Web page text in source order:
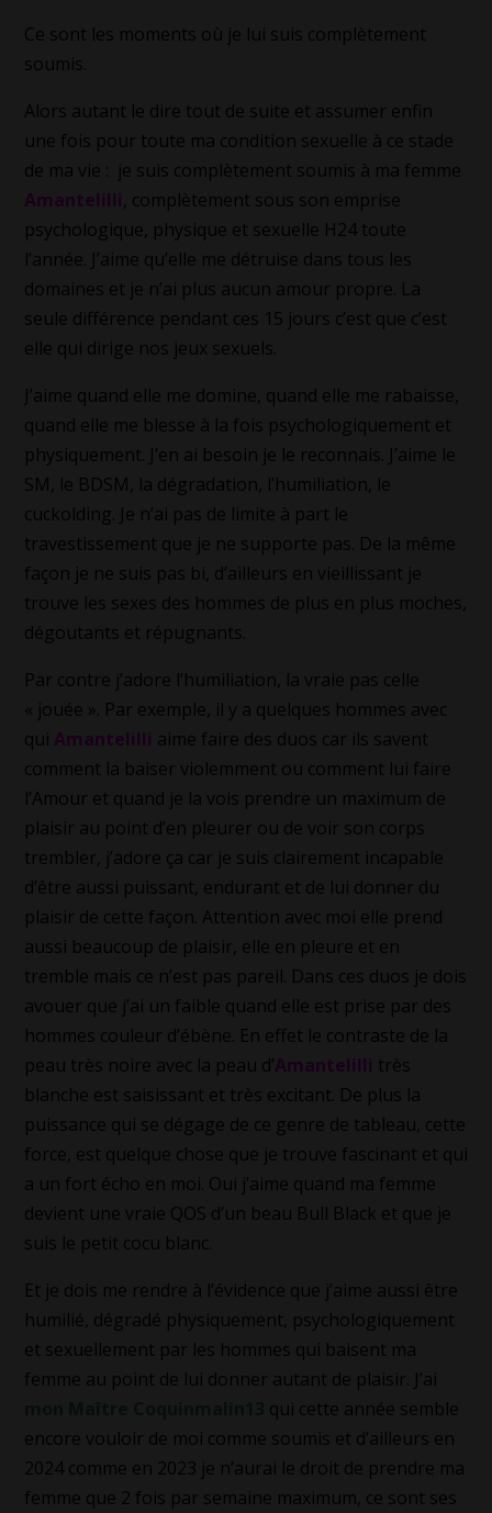
Ce sont les moments où je lui suis complètement
soumis.
Alors autant le dire tout de suite et assumer enfin
une fois pour toute ma condition sexuelle à ce stade
de ma vie : je suis complètement soumis à ma femme
Amantelilli , complètement sous son emprise
psychologique, physique et sexuelle H24 toute
l’année. J’aime qu’elle me détruise dans tous les
domaines et je n’ai plus aucun amour propre. La
seule différence pendant ces 15 jours c’est que c’est
elle qui dirige nos jeux sexuels.
J’aime quand elle me domine, quand elle me rabaisse,
quand elle me blesse à la fois psychologiquement et
physiquement. J’en ai besoin je le reconnais. J’aime le
SM, le BDSM, la dégradation, l’humiliation, le
cuckolding. Je n’ai pas de limite à part le
travestissement que je ne supporte pas. De la même
façon je ne suis pas bi, d’ailleurs en vieillissant je
trouve les sexes des hommes de plus en plus moches,
dégoutants et répugnants.
Par contre j’adore l’humiliation, la vraie pas celle
« jouée ». Par exemple, il y a quelques hommes avec
qui Amantelilli aime faire des duos car ils savent
comment la baiser violemment ou comment lui faire
l’Amour et quand je la vois prendre un maximum de
plaisir au point d’en pleurer ou de voir son corps
trembler, j’adore ça car je suis clairement incapable
d’être aussi puissant, endurant et de lui donner du
plaisir de cette façon. Attention avec moi elle prend
aussi beaucoup de plaisir, elle en pleure et en
tremble mais ce n’est pas pareil. Dans ces duos je dois
avouer que j’ai un faible quand elle est prise par des
hommes couleur d’ébène. En effet le contraste de la
peau très noire avec la peau d’Amantelilli très
blanche est saisissant et très excitant. De plus la
puissance qui se dégage de ce genre de tableau, cette
force, est quelque chose que je trouve fascinant et qui
a un fort écho en moi. Oui j’aime quand ma femme
devient une vraie QOS d’un beau Bull Black et que je
suis le petit cocu blanc.
Et je dois me rendre à l’évidence que j’aime aussi être
humilié, dégradé physiquement, psychologiquement
et sexuellement par les hommes qui baisent ma
femme au point de lui donner autant de plaisir. J’ai
qui cette année semble
encore vouloir de moi comme soumis et d’ailleurs en
2024 comme en 2023 je n’aurai le droit de prendre ma
femme que 2 fois par semaine maximum, ce sont ses